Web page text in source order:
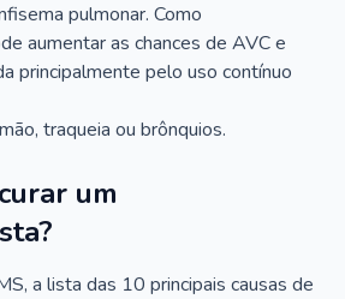
pulmonar. Como
aumentar as chances de AVC e
principalmente pelo uso contínuo
traqueia ou brônquios.
um
a lista das 10 principais causas de